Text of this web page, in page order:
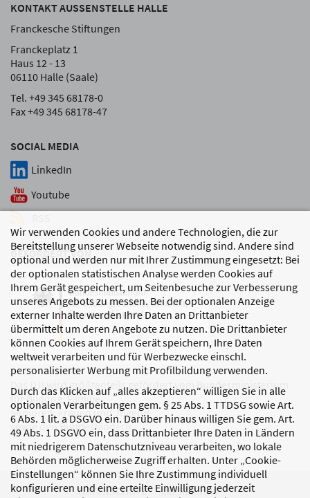
Wir verwenden Cookies und andere Technologien, die zur
Bereitstellung unserer Webseite notwendig sind. Andere sind
optional und werden nur mit Ihrer Zustimmung eingesetzt: Bei
der optionalen statistischen Analyse werden Cookies auf
Ihrem Gerät gespeichert, um Seitenbesuche zur Verbesserung
unseres Angebots zu messen. Bei der optionalen Anzeige
externer Inhalte werden Ihre Daten an Drittanbieter
übermittelt um deren Angebote zu nutzen. Die Drittanbieter
können Cookies auf Ihrem Gerät speichern, Ihre Daten
weltweit verarbeiten und für Werbezwecke einschl.
personalisierter Werbung mit Profilbildung verwenden.
Durch das Klicken auf „alles akzeptieren“ willigen Sie in alle
optionalen Verarbeitungen gem. § 25 Abs. 1 TTDSG sowie Art.
6 Abs. 1 lit. a DSGVO ein. Darüber hinaus willigen Sie gem. Art.
49 Abs. 1 DSGVO ein, dass Drittanbieter Ihre Daten in Ländern
mit niedrigerem Datenschutzniveau verarbeiten, wo lokale
Behörden möglicherweise Zugriff erhalten. Unter „Cookie-
Einstellungen“ können Sie Ihre Zustimmung individuell
konfigurieren und eine erteilte Einwilligung jederzeit
SOCIAL MEDIA
LinkedIn
Youtube
KONTAKT AUSSENSTELLE HALLE
Franckesche Stiftungen
Franckeplatz 1
Haus 12 - 13
06110 Halle (Saale)
Tel. +49 345 68178-0
Fax +49 345 68178-47
GEFÖRDERT VON
Das DJI wird größtenteils gefördert vom Bundesministerium
für Bildung, Familie,
Senioren, Frauen und Jugend
sowie den Bundesländern.
DATENSCHUTZ IMPRESSUM